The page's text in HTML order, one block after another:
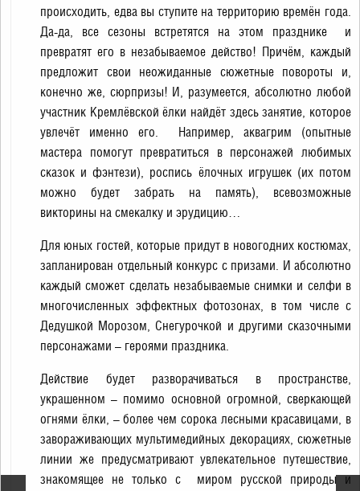
происходить, едва вы ступите на территорию времён года.
Да-да, все сезоны встретятся на этом празднике и
превратят его в незабываемое действо! Причём, каждый
предложит свои неожиданные сюжетные повороты и,
конечно же, сюрпризы! И, разумеется, абсолютно любой
участник Кремлёвской ёлки найдёт здесь занятие, которое
увлечёт именно его. Например, аквагрим (опытные
мастера помогут превратиться в персонажей любимых
сказок и фэнтези), роспись ёлочных игрушек (их потом
можно будет забрать на память), всевозможные
викторины на смекалку и эрудицию…
Для юных гостей, которые придут в новогодних костюмах,
запланирован отдельный конкурс с призами. И абсолютно
каждый сможет сделать незабываемые снимки и селфи в
многочисленных эффектных фотозонах, в том числе с
Дедушкой Морозом, Снегурочкой и другими сказочными
персонажами – героями праздника.
Действие будет разворачиваться в пространстве,
украшенном – помимо основной огромной, сверкающей
огнями ёлки, – более чем сорока лесными красавицами, в
завораживающих мультимедийных декорациях, сюжетные
линии же предусматривают увлекательное путешествие,
знакомящее не только с миром русской природы и